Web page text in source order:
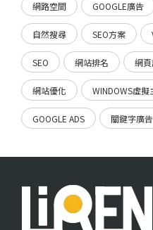
網路空間 GOOGLE廣告
自然搜尋 SEO方案
SEO 網站排名 網
網站優化 WINDOWS虛擬
GOOGLE ADS 關鍵字廣告